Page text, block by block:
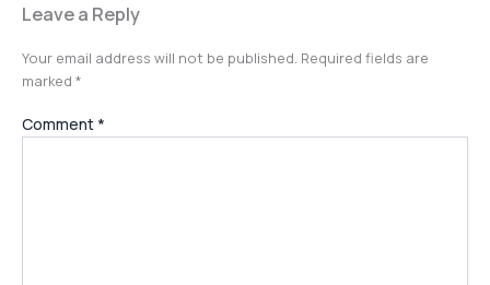
Leave a Reply
Your email address will not be published. Required fields are
marked *
Comment *